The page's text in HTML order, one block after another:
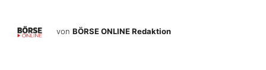
von BÖRSE ONLINE Redaktion